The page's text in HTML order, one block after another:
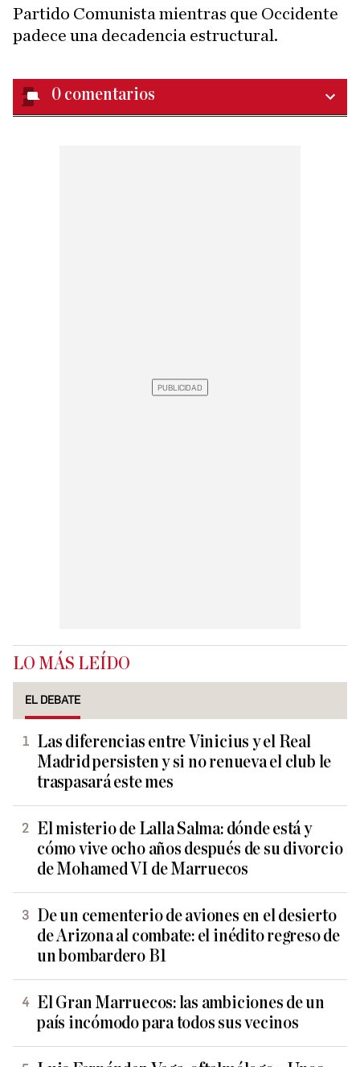
Partido Comunista mientras que Occidente
padece una decadencia estructural.
0 comentarios
LO MÁS LEÍDO
EL DEBATE
Las diferencias entre Vinicius y el Real
Madrid persisten y si no renueva el club le
traspasará este mes
El misterio de Lalla Salma: dónde está y
cómo vive ocho años después de su divorcio
de Mohamed VI de Marruecos
De un cementerio de aviones en el desierto
de Arizona al combate: el inédito regreso de
un bombardero B1
El Gran Marruecos: las ambiciones de un
país incómodo para todos sus vecinos